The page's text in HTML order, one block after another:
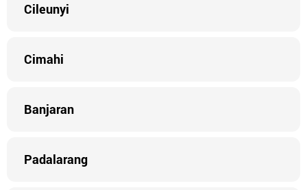
Cileunyi
Cimahi
Banjaran
Padalarang